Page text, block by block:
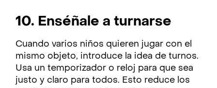
10. Enséñale a turnarse
Cuando varios niños quieren jugar con el
mismo objeto, introduce la idea de turnos.
Usa un temporizador o reloj para que sea
justo y claro para todos. Esto reduce los